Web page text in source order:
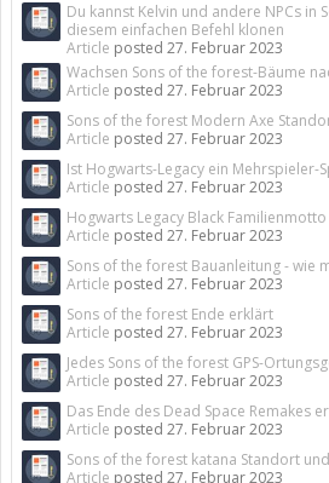
Du kannst Kelvin und andere NPCs in
diesem einfachen Befehl klonen
Article posted 27. Februar 2023
Wachsen Sons of the forest-Bäume
Article posted 27. Februar 2023
Sons of the forest Modern Axe
Article posted 27. Februar 2023
Ist Hogwarts-Legacy ein Mehrspieler-
Article posted 27. Februar 2023
Hogwarts Legacy Black
Article posted 27. Februar 2023
Sons of the forest Bauanleitung - wie
Article posted 27. Februar 2023
Sons of the forest Ende erklärt
Article posted 27. Februar 2023
Jedes Sons of the forest GPS-
Article posted 27. Februar 2023
Das Ende des Dead Space Remakes
Article posted 27. Februar 2023
Sons of the forest katana Standort
Article posted 27. Februar 2023